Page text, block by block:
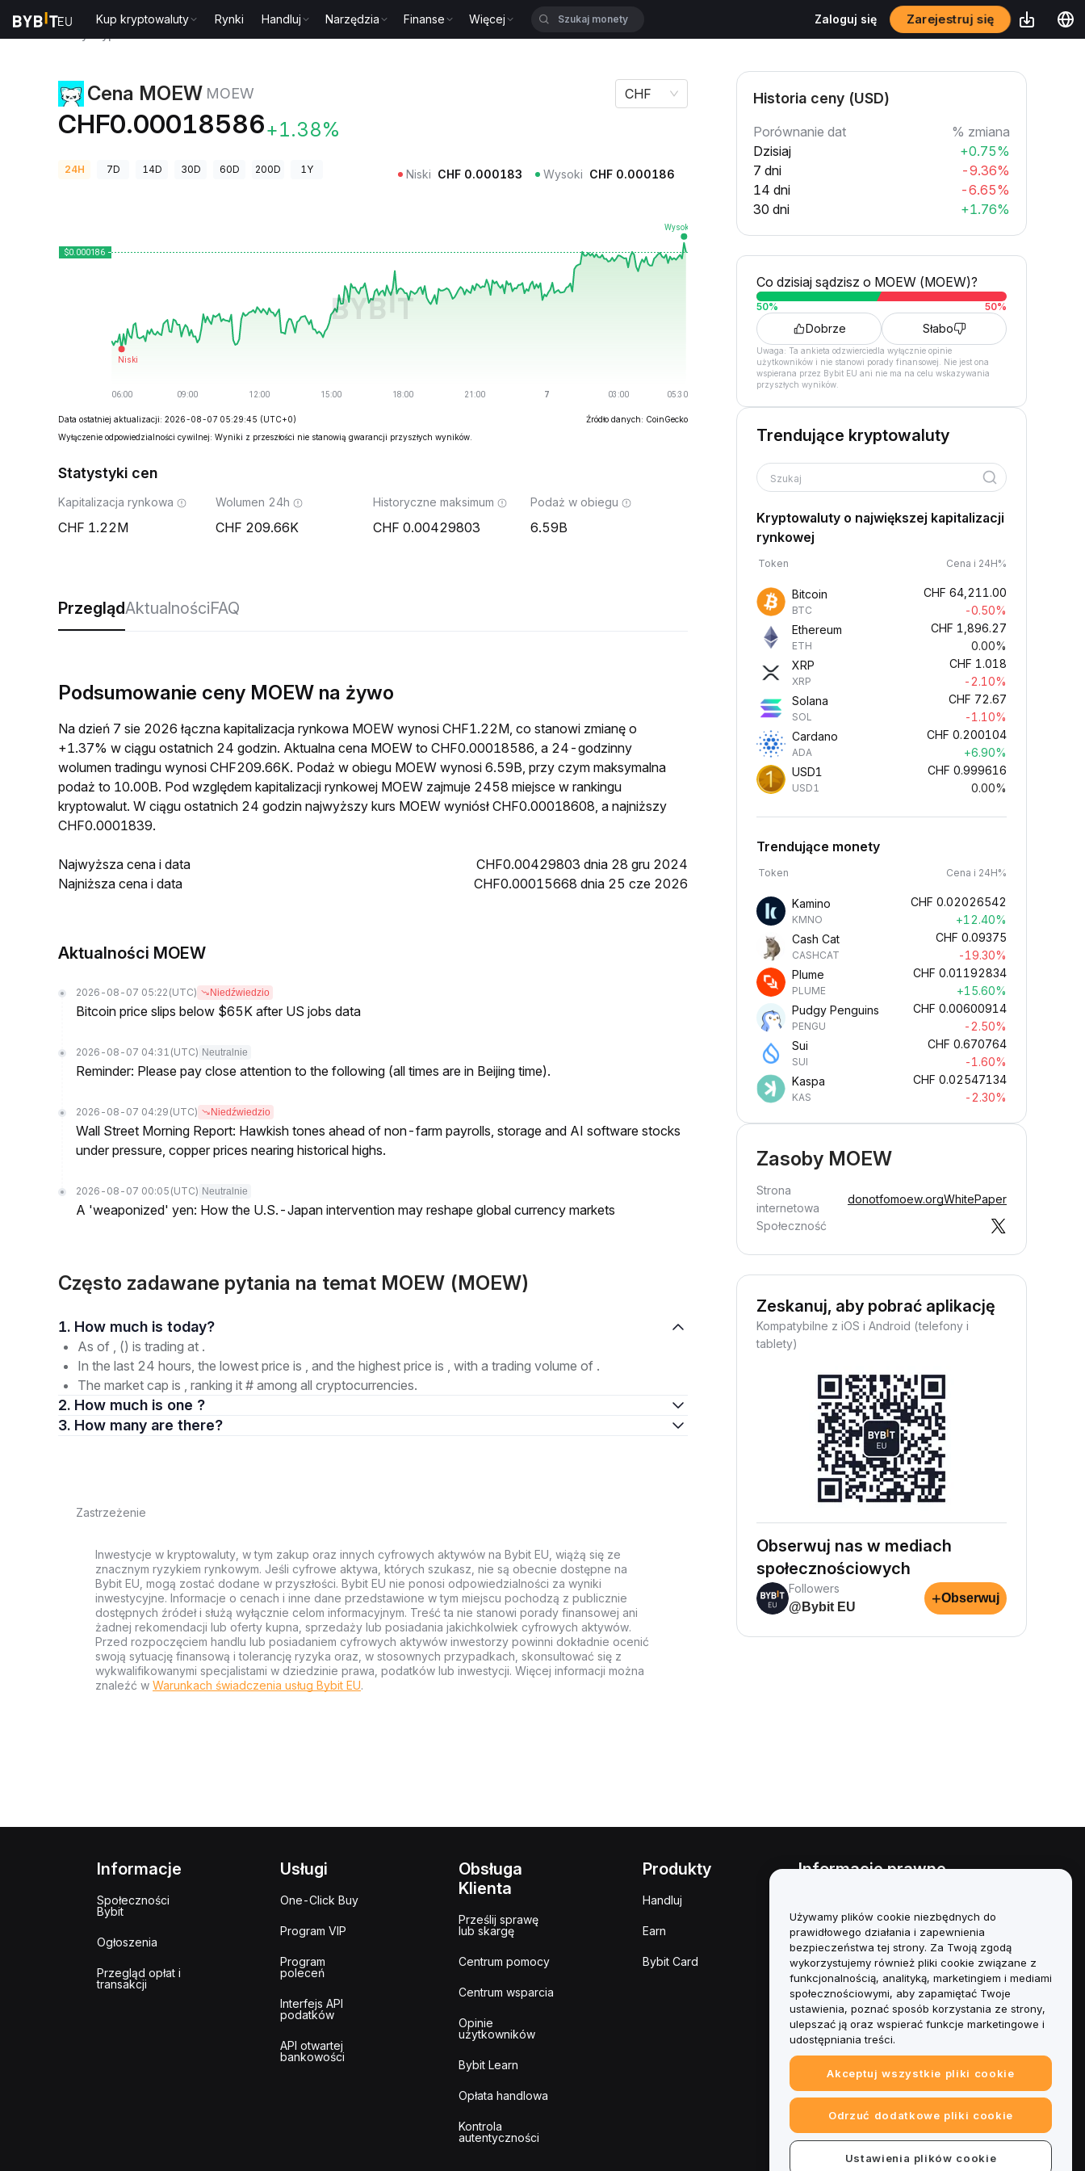
Kup kryptowaluty Rynki Handluj Narzędzia Finanse Więcej Zaloguj się Zarejestruj się
Cena MOEW MOEW
CHF0.00018586+1.38%
CHF
24H 7D 14D 30D 60D 200D 1Y Niski CHF 0.000183 Wysoki CHF 0.000186
Data ostatniej aktualizacji: 2026-08-07 05:29:45 (UTC+0)
Źródło danych: CoinGecko
Wyłączenie odpowiedzialności cywilnej: Wyniki z przeszłości nie stanowią gwarancji przyszłych wyników.
Statystyki cen
Kapitalizacja rynkowa
1.22M
Wolumen 24h
209.66K
Historyczne maksimum
0.00429803
Podaż w obiegu
6.59B
PrzeglądAktualnościFAQ
Podsumowanie ceny MOEW na żywo
Na dzień 7 sie 2026 łączna kapitalizacja rynkowa MOEW wynosi CHF1.22M, co stanowi zmianę o
+1.37% w ciągu ostatnich 24 godzin. Aktualna cena MOEW to CHF0.00018586, a 24-godzinny
wolumen tradingu wynosi CHF209.66K. Podaż w obiegu MOEW wynosi 6.59B, przy czym maksymalna
podaż to 10.00B. Pod względem kapitalizacji rynkowej MOEW zajmuje 2458 miejsce w rankingu
kryptowalut. W ciągu ostatnich 24 godzin najwyższy kurs MOEW wyniósł CHF0.00018608, a najniższy
CHF0.0001839.
Najwyższa cena i data
CHF0.00429803 dnia 28 gru 2024
Najniższa cena i data
CHF0.00015668 dnia 25 cze 2026
Aktualności MOEW
2026-08-07 05:22 (UTC) Niedźwiedzio
Bitcoin price slips below $65K after US jobs data
2026-08-07 04:31 (UTC) Neutralnie
Reminder: Please pay close attention to the following (all times are in Beijing time).
2026-08-07 04:29 (UTC) Niedźwiedzio
Wall Street Morning Report: Hawkish tones ahead of non-farm payrolls, storage and AI software stocks
under pressure, copper prices nearing historical highs.
2026-08-07 00:05 (UTC) Neutralnie
A 'weaponized' yen: How the U.S.-Japan intervention may reshape global currency markets
Często zadawane pytania na temat MOEW (MOEW)
1. How much is today?
As of , () is trading at .
In the last 24 hours, the lowest price is , and the highest price is , with a trading volume of .
The market cap is , ranking it # among all cryptocurrencies.
2. How much is one ?
3. How many are there?
Zastrzeżenie
Inwestycje w kryptowaluty, w tym zakup oraz innych cyfrowych aktywów na Bybit EU, wiążą się ze
znacznym ryzykiem rynkowym. Jeśli cyfrowe aktywa, których szukasz, nie są obecnie dostępne na
Bybit EU, mogą zostać dodane w przyszłości. Bybit EU nie ponosi odpowiedzialności za wyniki
inwestycyjne. Informacje o cenach i inne dane przedstawione w tym miejscu pochodzą z publicznie
dostępnych źródeł i służą wyłącznie celom informacyjnym. Treść ta nie stanowi porady finansowej ani
żadnej rekomendacji lub oferty kupna, sprzedaży lub posiadania jakichkolwiek cyfrowych aktywów.
Przed rozpoczęciem handlu lub posiadaniem cyfrowych aktywów inwestorzy powinni dokładnie ocenić
swoją sytuację finansową i tolerancję ryzyka oraz, w stosownych przypadkach, skonsultować się z
wykwalifikowanymi specjalistami w dziedzinie prawa, podatków lub inwestycji. Więcej informacji można
znaleźć w Warunkach świadczenia usług Bybit EU.
Historia ceny (USD)
Porównanie dat
% zmiana
Dzisiaj
+0.75%
7 dni
-9.36%
14 dni
-6.65%
30 dni
+1.76%
Co dzisiaj sądzisz o MOEW (MOEW)?
50% 50%
Dobrze Słabo
Uwaga: Ta ankieta odzwierciedla wyłącznie opinie
użytkowników i nie stanowi porady finansowej. Nie jest ona
wspierana przez Bybit EU ani nie ma na celu wskazywania
przyszłych wyników.
Trendujące kryptowaluty
Szukaj
Kryptowaluty o największej kapitalizacji
rynkowej
Token Cena i 24H%
Bitcoin
BTC
CHF 64,211.00
-0.50%
Ethereum
ETH
CHF 1,896.27
0.00%
XRP
XRP
CHF 1.018
-2.10%
Solana
SOL
CHF 72.67
-1.10%
Cardano
ADA
CHF 0.200104
+6.90%
USD1
USD1
CHF 0.999616
0.00%
Trendujące monety
Token Cena i 24H%
Kamino
KMNO
CHF 0.02026542
+12.40%
Cash Cat
CASHCAT
CHF 0.09375
-19.30%
Plume
PLUME
CHF 0.01192834
+15.60%
Pudgy Penguins
PENGU
CHF 0.00600914
-2.50%
Sui
SUI
CHF 0.670764
-1.60%
Kaspa
KAS
CHF 0.02547134
-2.30%
Zasoby MOEW
Strona
internetowa
donotfomoew.orgWhitePaper
Społeczność
Zeskanuj, aby pobrać aplikację
Kompatybilne z iOS i Android (telefony i
tablety)
Obserwuj nas w mediach
społecznościowych
Followers
@Bybit EU
+Obserwuj
Informacje
Społeczności
Bybit
Ogłoszenia
Przegląd opłat i
transakcji
Usługi
One-Click Buy
Program VIP
Program
poleceń
Interfejs API
podatków
API otwartej
bankowości
Obsługa
Klienta
Prześlij sprawę
lub skargę
Centrum pomocy
Centrum wsparcia
Opinie
użytkowników
Bybit Learn
Opłata handlowa
Kontrola
autentyczności
Produkty
Handluj
Earn
Bybit Card
Informacje prawne
interesów
Podsumowanie polityki
powiernictwa i zarządzania
Informacje ESG
Biuletyny informacyjne
kryptoaktywów
Używamy plików cookie niezbędnych do
prawidłowego działania i zapewnienia
bezpieczeństwa tej strony. Za Twoją zgodą
wykorzystujemy również pliki cookie związane z
funkcjonalnością, analityką, marketingiem i mediami
społecznościowymi, aby zapamiętać Twoje
ustawienia, poznać sposób korzystania ze strony,
ulepszać ją oraz wspierać funkcje marketingowe i
udostępniania treści.
Akceptuj wszystkie pliki cookie
Odrzuć dodatkowe pliki cookie
Ustawienia plików cookie